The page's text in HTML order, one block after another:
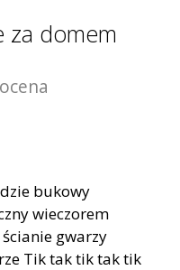
za domem
bukowy
wieczorem
gwarzy
Tik tak tik tak tik